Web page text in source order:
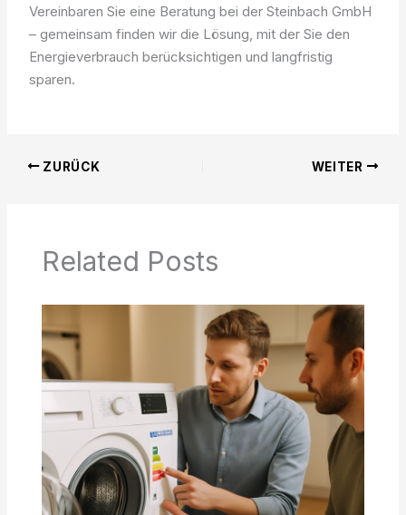
Vereinbaren Sie eine Beratung bei der Steinbach GmbH
– gemeinsam finden wir die Lösung, mit der Sie den
Energieverbrauch berücksichtigen und langfristig
sparen.
ZURÜCK WEITER
Related Posts